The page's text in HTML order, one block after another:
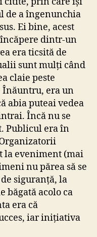
de a îngenunchia
Ei bine, acest
dintr-un
era ticsită de
sunt mulți când
claie peste
Înăuntru, era un
abia puteai vedea
Încă nu se
Publicul era în
la eveniment (mai
nu părea să se
siguranță, la
băgată acolo ca
era că
iar inițiativa